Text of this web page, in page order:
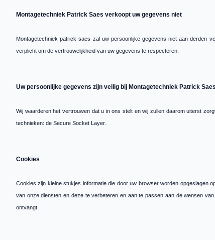
Montagetechniek Patrick Saes verkoopt uw gegevens niet
Montagetechniek patrick saes zal uw persoonlijke gegevens niet aan derden
verplicht om de vertrouwelijkheid van uw gegevens te respecteren.
Uw persoonlijke gegevens zijn veilig bij Montagetechniek Patrick Saes
Wij waarderen het vertrouwen dat u in ons stelt en wij zullen daarom uiterst
technieken: de Secure Socket Layer.
Cookies
Cookies zijn kleine stukjes informatie die door uw browser worden opgeslagen
van onze diensten en deze te verbeteren en aan te passen aan de wensen
ontvangt.